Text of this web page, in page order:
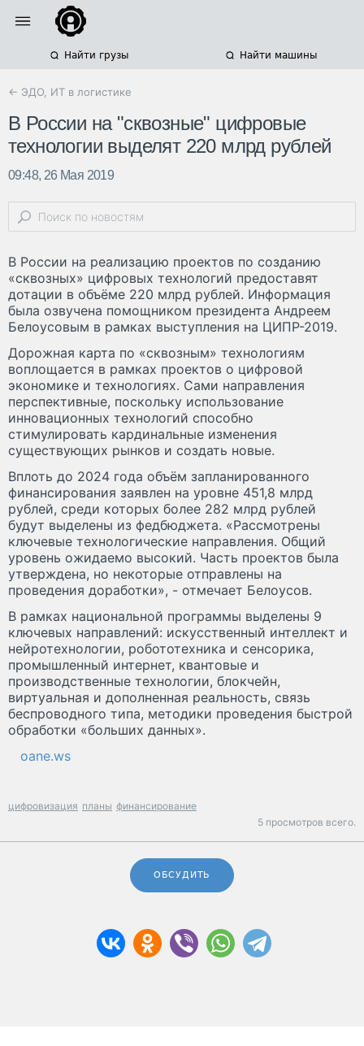
Найти грузы Найти машины
← ЭДО, ИТ в логистике
В России на "сквозные" цифровые
технологии выделят 220 млрд рублей
09:48, 26 Мая 2019
В России на реализацию проектов по созданию
«сквозных» цифровых технологий предоставят
дотации в объёме 220 млрд рублей. Информация
была озвучена помощником президента Андреем
Белоусовым в рамках выступления на ЦИПР-2019.
Дорожная карта по «сквозным» технологиям
воплощается в рамках проектов о цифровой
экономике и технологиях. Сами направления
перспективные, поскольку использование
инновационных технологий способно
стимулировать кардинальные изменения
существующих рынков и создать новые.
Вплоть до 2024 года объём запланированного
финансирования заявлен на уровне 451,8 млрд
рублей, среди которых более 282 млрд рублей
будут выделены из федбюджета. «Рассмотрены
ключевые технологические направления. Общий
уровень ожидаемо высокий. Часть проектов была
утверждена, но некоторые отправлены на
проведения доработки», - отмечает Белоусов.
В рамках национальной программы выделены 9
ключевых направлений: искусственный интеллект и
нейротехнологии, робототехника и сенсорика,
промышленный интернет, квантовые и
производственные технологии, блокчейн,
виртуальная и дополненная реальность, связь
беспроводного типа, методики проведения быстрой
обработки «больших данных».
oane.ws
цифровизация планы финансирование
5 просмотров всего.
ОБСУДИТЬ